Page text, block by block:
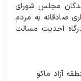
مجلس شورای
صادقانه به مردم
درگاه احدیت مسالت
آزاد ماکو